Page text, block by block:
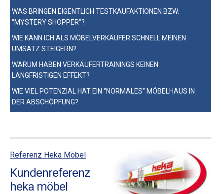
WAS BRINGEN EIGENTLICH TESTKAUFAKTIONEN BZW.
“MYSTERY SHOPPER”?
WIE KANN ICH ALS MÖBELVERKÄUFER SCHNELL MEINEN
UMSATZ STEIGERN?
WARUM HABEN VERKÄUFERTRAININGS KEINEN
LANGFRISTIGEN EFFEKT?
WIE VIEL POTENZIAL HAT EIN “NORMALES” MÖBELHAUS IN
DER ABSCHÖPFUNG?
Referenz Heka Möbel
Kundenreferenz
heka möbel